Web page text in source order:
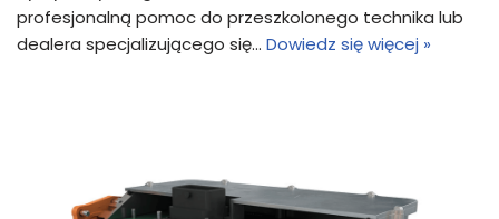
profesjonalną pomoc do przeszkolonego technika lub
dealera specjalizującego się… Dowiedz się więcej »